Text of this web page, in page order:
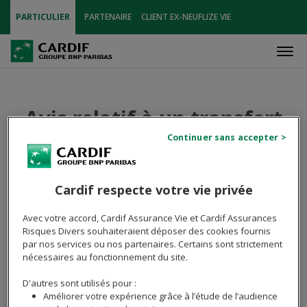
PARTICULIER PARTENAIRE CLIENT EX-NEUFLIZE VIE
Avis relatif à un transfert
de contrats de retraite de
Cardif Assurance Vie vers
un Fonds de Retraite
Professionnelle
Supplémentaire
Publié le 06 Juillet 2022
Cardif respecte votre vie privée
Avec votre accord, Cardif Assurance Vie et Cardif Assurances
Risques Divers souhaiteraient déposer des cookies fournis
par nos services ou nos partenaires. Certains sont strictement
nécessaires au fonctionnement du site.
D'autres sont utilisés pour :
Améliorer votre expérience grâce à l’étude de l’audience